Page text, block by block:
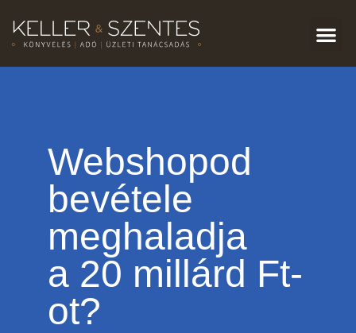
Webshopod
bevétele
meghaladja
a 20 millárd Ft-
ot?